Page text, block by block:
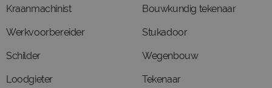
Kraanmachinist
Werkvoorbereider
Schilder
Loodgieter
Bouwkundig tekenaar
Stukadoor
Wegenbouw
Tekenaar